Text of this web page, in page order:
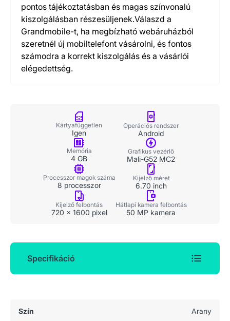
pontos tájékoztatásban és magas színvonalú
kiszolgálásban részesüljenek.Válaszd a
Grandmobile-t, ha megbízható webáruházból
szeretnél új mobiltelefont vásárolni, és fontos
számodra a korrekt kiszolgálás és a vásárlói
elégedettség.
Kártyafüggetlen
Igen
Operációs rendszer
Android
Memória
4 GB
Grafikus vezérlő
Mali-G52 MC2
Processzor magok száma
8 processzor
Kijelző méret
6.70 inch
Kijelző felbontás
720 x 1600 pixel
Hátlapi kamera felbontás
50 MP kamera
Specifikáció
Szín Arany